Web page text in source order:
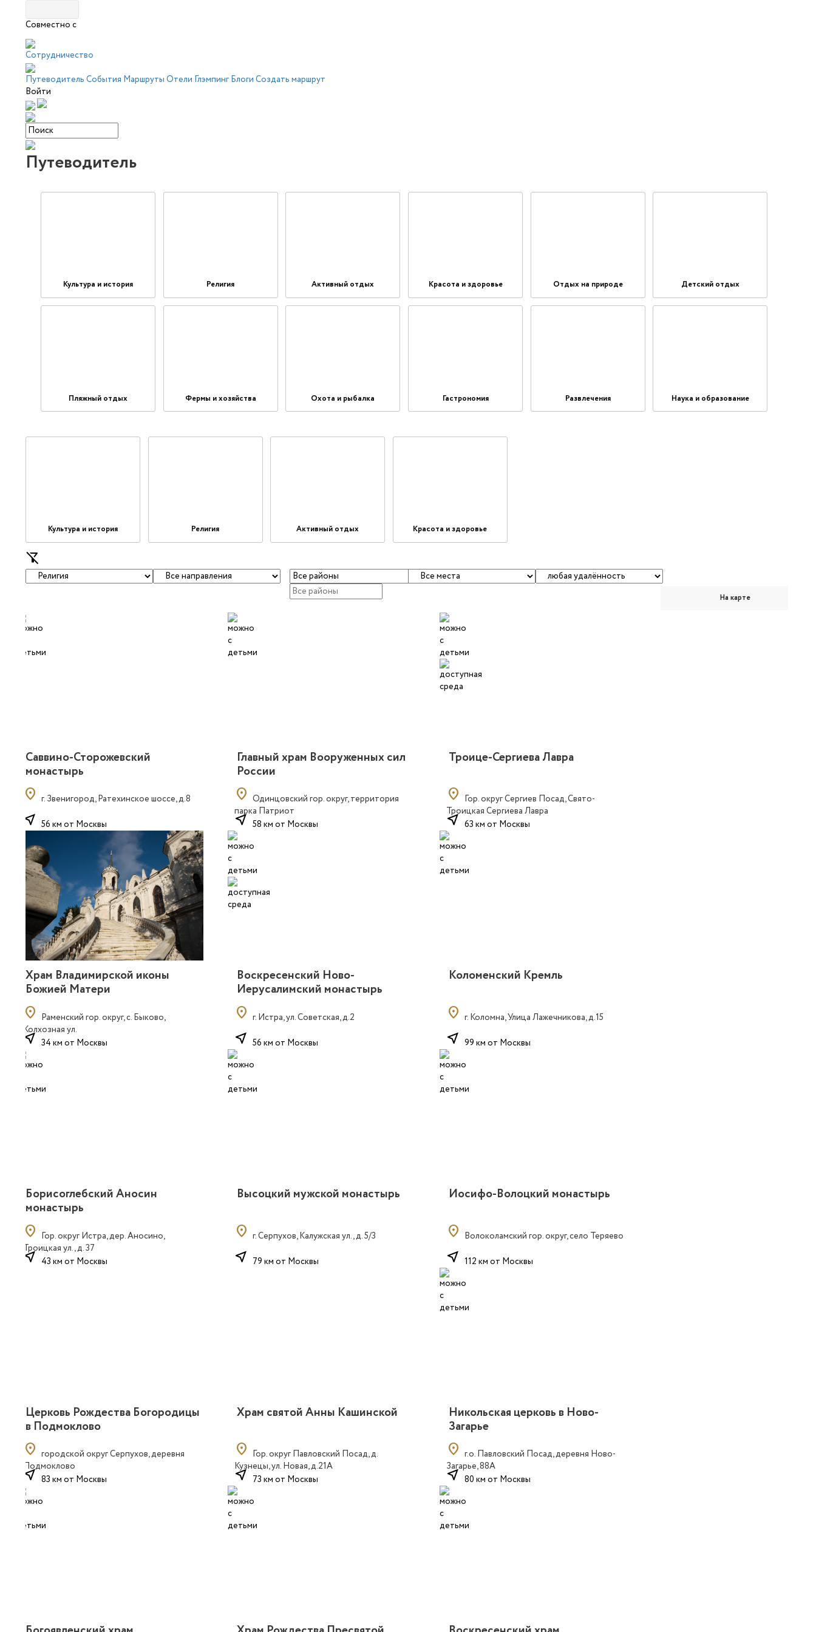
Совместно с
Сотрудничество
Путеводитель События Маршруты Отели Глэмпинг Блоги Создать маршрут
Войти
Путеводитель
Культура и история Религия Активный отдых Красота и здоровье Отдых на природе Детский отдых
Пляжный отдых Фермы и хозяйства Охота и рыбалка Гастрономия Развлечения Наука и образование
Культура и история Религия Активный отдых Красота и здоровье
filter_alt_off
На карте
Саввино-Сторожевский
монастырь
location_on г. Звенигород, Ратехинское шоссе, д.8
near_me 56 км от Москвы
Главный храм Вооруженных сил
России
location_on Одинцовский гор. округ, территория
парка Патриот
near_me 58 км от Москвы
Троице-Сергиева Лавра
location_on Гор. округ Сергиев Посад, Свято-
Троицкая Сергиева Лавра
near_me 63 км от Москвы
Храм Владимирской иконы
Божией Матери
location_on Раменский гор. округ, с. Быково,
Колхозная ул.
near_me 34 км от Москвы
Воскресенский Ново-
Иерусалимский монастырь
location_on г. Истра, ул. Советская, д.2
near_me 56 км от Москвы
Коломенский Кремль
location_on г. Коломна, Улица Лажечникова, д.15
near_me 99 км от Москвы
Борисоглебский Аносин
монастырь
location_on Гор. округ Истра, дер. Аносино,
Троицкая ул., д. 37
near_me 43 км от Москвы
Высоцкий мужской монастырь
location_on г. Серпухов, Калужская ул., д. 5/3
near_me 79 км от Москвы
Иосифо-Волоцкий монастырь
location_on Волоколамский гор. округ, село Теряево
near_me 112 км от Москвы
Церковь Рождества Богородицы
в Подмоклово
location_on городской округ Серпухов, деревня
Подмоклово
near_me 83 км от Москвы
Храм святой Анны Кашинской
location_on Гор. округ Павловский Посад, д.
Кузнецы, ул. Новая, д.21А
near_me 73 км от Москвы
Никольская церковь в Ново-
Загарье
location_on г.о. Павловский Посад, деревня Ново-
Загарье, 88А
near_me 80 км от Москвы